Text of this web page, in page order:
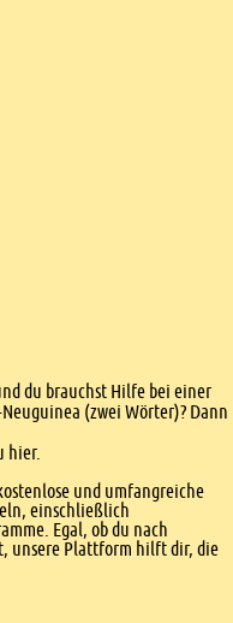
du brauchst Hilfe bei einer
(zwei Wörter)? Dann
hier.
und umfangreiche
einschließlich
Egal, ob du nach
unsere Plattform hilft dir, die